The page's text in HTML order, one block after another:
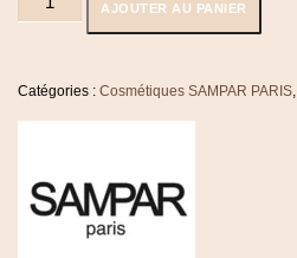
New
AJOUTER AU PANIER
Catégories : Cosmétiques SAMPAR PARIS,